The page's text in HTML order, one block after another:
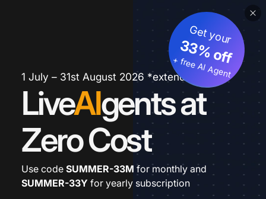
1 July – 31st August 2026 *extended
LiveAIgents at
Zero Cost
Get your
33% off
+ free AI Agent
Use code SUMMER-33M for monthly and
SUMMER-33Y for yearly subscription